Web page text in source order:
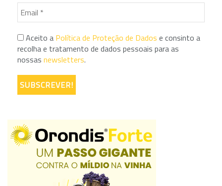
Aceito a Política de Proteção de Dados e consinto a
recolha e tratamento de dados pessoais para as
nossas newsletters.